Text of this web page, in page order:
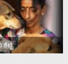
ಶೆಟ್ಟಿ